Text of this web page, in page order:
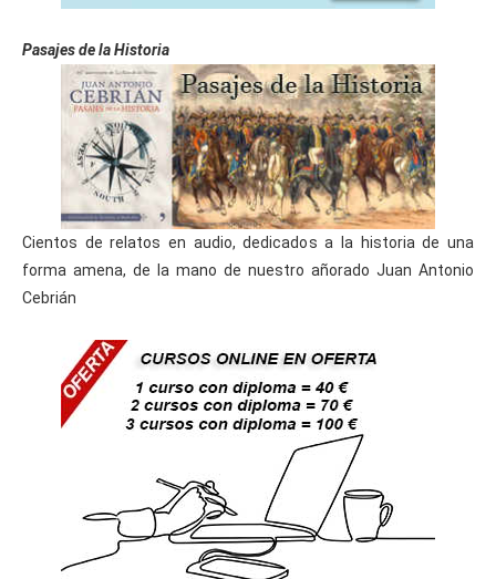
Pasajes de la Historia
Cientos de relatos en audio, dedicados a la historia de una
forma amena, de la mano de nuestro añorado Juan Antonio
Cebrián